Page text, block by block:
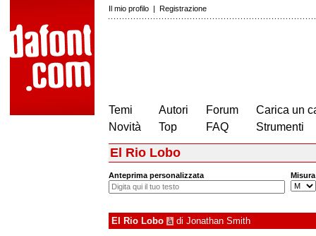
Il mio profilo | Registrazione
Temi
Novità
Autori
Top
Forum
FAQ
Carica un
Strumenti
El Rio Lobo
Anteprima personalizzata Misura
El Rio Lobo à di Jonathan Smith